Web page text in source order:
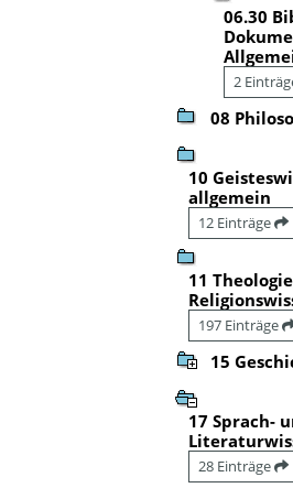
06.30
2
08
10
allgemein
12 Einträge
11
197 Einträge
15
17 Sprach-
28 Einträge